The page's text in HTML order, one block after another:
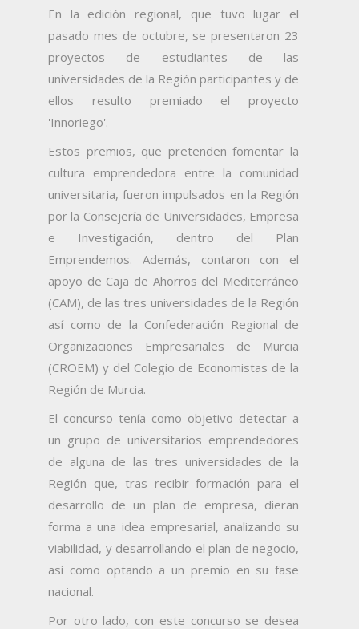
En la edición regional, que tuvo lugar el
pasado mes de octubre, se presentaron 23
proyectos de estudiantes de las
universidades de la Región participantes y de
ellos resulto premiado el proyecto
'Innoriego'.
Estos premios, que pretenden fomentar la
cultura emprendedora entre la comunidad
universitaria, fueron impulsados en la Región
por la Consejería de Universidades, Empresa
e Investigación, dentro del Plan
Emprendemos. Además, contaron con el
apoyo de Caja de Ahorros del Mediterráneo
(CAM), de las tres universidades de la Región
así como de la Confederación Regional de
Organizaciones Empresariales de Murcia
(CROEM) y del Colegio de Economistas de la
Región de Murcia.
El concurso tenía como objetivo detectar a
un grupo de universitarios emprendedores
de alguna de las tres universidades de la
Región que, tras recibir formación para el
desarrollo de un plan de empresa, dieran
forma a una idea empresarial, analizando su
viabilidad, y desarrollando el plan de negocio,
así como optando a un premio en su fase
nacional.
Por otro lado, con este concurso se desea